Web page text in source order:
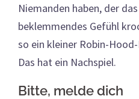
Niemanden haben, der
beklemmendes Gefühl
so ein kleiner Robin-
Das hat ein Nachspiel.
Bitte, melde dich